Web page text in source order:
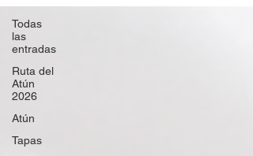
Todas
las
entradas
Ruta del
Atún
2026
Atún
Tapas